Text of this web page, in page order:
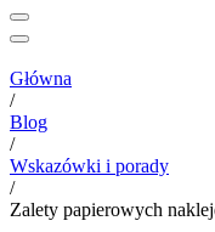
Główna
/
Blog
/
Wskazówki i porady
/
Zalety papierowych